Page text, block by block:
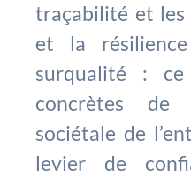
traçabilité et les
et la
surqualité :
concrètes de
sociétale de
levier de